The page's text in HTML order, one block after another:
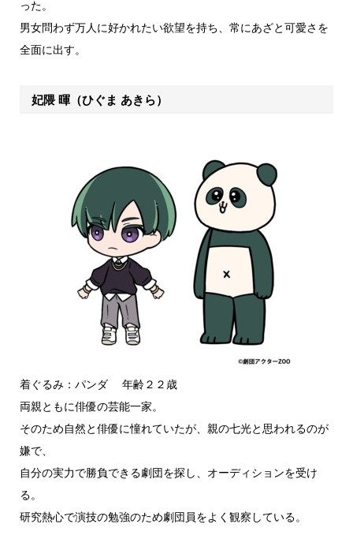
った。
男女問わず万人に好かれたい欲望を持ち、常にあざと可愛さを
全面に出す。
妃隈 暉（ひぐま あきら）
着ぐるみ：パンダ 年齢２２歳
両親ともに俳優の芸能一家。
そのため自然と俳優に憧れていたが、親の七光と思われるのが
嫌で、
自分の実力で勝負できる劇団を探し、オーディションを受け
る。
研究熱心で演技の勉強のため劇団員をよく観察している。